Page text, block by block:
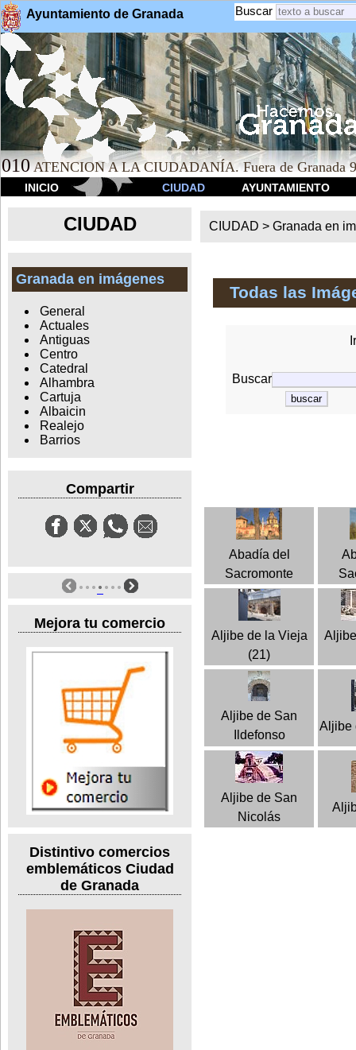
Ayuntamiento de Granada Buscar
010 ATENCION A LA CIUDADANÍA. Fuera de Granada
INICIO CIUDAD AYUNTAMIENTO
CIUDAD
Granada en imágenes
General
Actuales
Antiguas
Centro
Catedral
Alhambra
Cartuja
Albaicin
Realejo
Barrios
Compartir
Mejora tu comercio
Distintivo comercios
emblemáticos Ciudad
de Granada
CIUDAD >Granada en
Todas las
Buscar
Abadía del
Sacromonte
Aljibe de la Vieja
(21)
Aljibe de San
Ildefonso
Aljibe
Aljibe de San
Nicolás